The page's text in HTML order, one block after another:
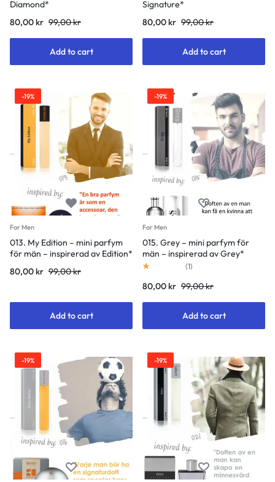
Diamond*
99,00kr
Original
99,00 kr.
80,00kr
Current
80,00 kr.
Add to cart
Signature*
99,00kr
Original
99,00 kr.
80,00kr
Current
80,00 kr.
Add to cart
-19%
For Men
013. My Edition – mini parfym
för män – inspirerad av Edition*
99,00kr
Original
80,00kr
Current
Add to cart
-19%
For Men
015. Grey – mini parfym för
män – inspirerad av Grey*
Rated (1)
99,00kr
Original
99,00 kr.
80,00kr
Current
80,00 kr.
Add to cart
-19% -19%